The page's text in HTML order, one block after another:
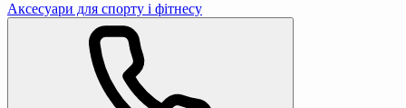
Аксесуари для спорту і фітнесу